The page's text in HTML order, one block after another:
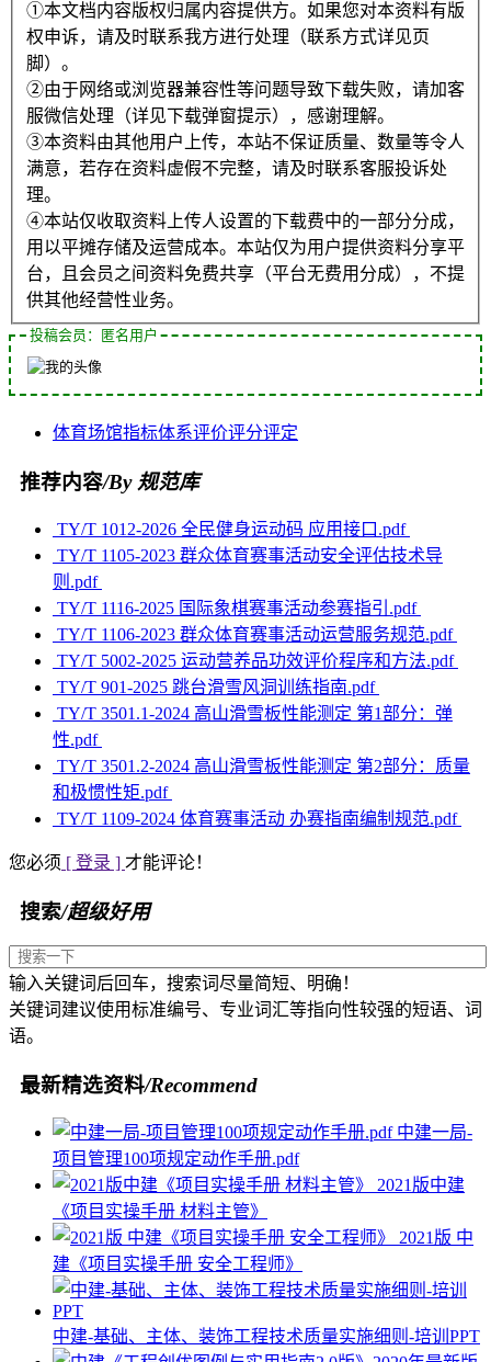
①本文档内容版权归属内容提供方。如果您对本资料有版
权申诉，请及时联系我方进行处理（联系方式详见页
脚）。
②由于网络或浏览器兼容性等问题导致下载失败，请加客
服微信处理（详见下载弹窗提示），感谢理解。
③本资料由其他用户上传，本站不保证质量、数量等令人
满意，若存在资料虚假不完整，请及时联系客服投诉处
理。
④本站仅收取资料上传人设置的下载费中的一部分分成，
用以平摊存储及运营成本。本站仅为用户提供资料分享平
台，且会员之间资料免费共享（平台无费用分成），不提
供其他经营性业务。
投稿会员：匿名用户
体育场馆指标体系评价评分评定
推荐内容/By 规范库
TY/T 1012-2026 全民健身运动码 应用接口.pdf
TY/T 1105-2023 群众体育赛事活动安全评估技术导
则.pdf
TY/T 1116-2025 国际象棋赛事活动参赛指引.pdf
TY/T 1106-2023 群众体育赛事活动运营服务规范.pdf
TY/T 5002-2025 运动营养品功效评价程序和方法.pdf
TY/T 901-2025 跳台滑雪风洞训练指南.pdf
TY/T 3501.1-2024 高山滑雪板性能测定 第1部分：弹
性.pdf
TY/T 3501.2-2024 高山滑雪板性能测定 第2部分：质量
和极惯性矩.pdf
TY/T 1109-2024 体育赛事活动 办赛指南编制规范.pdf
您必须 [ 登录 ] 才能评论！
搜索/超级好用
输入关键词后回车，搜索词尽量简短、明确！
关键词建议使用标准编号、专业词汇等指向性较强的短语、词
语。
最新精选资料/Recommend
中建一局-
项目管理100项规定动作手册.pdf
2021版中建
《项目实操手册 材料主管》
2021版 中
建《项目实操手册 安全工程师》
中建-基础、主体、装饰工程技术质量实施细则-培训PPT